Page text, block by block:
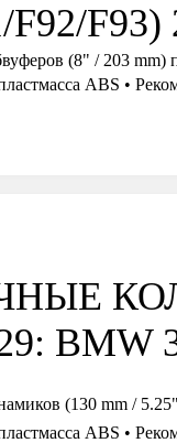
F93)
(8" / 203
ABS •
BMW
(130 mm /
ABS •